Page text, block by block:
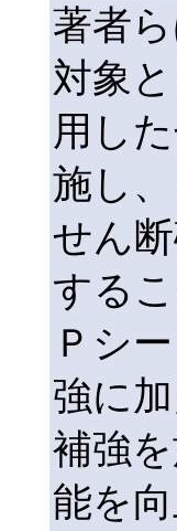
著者
対象
用し
施し
せん
する
Ｐシ
強に
補強
能を